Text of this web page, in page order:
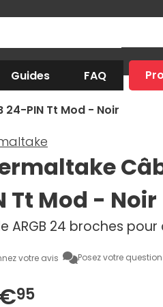
Guides FAQ
24-PIN Tt Mod - Noir
Tt Mod - Noir
ARGB 24 broches
votre avis Posez votre question
95